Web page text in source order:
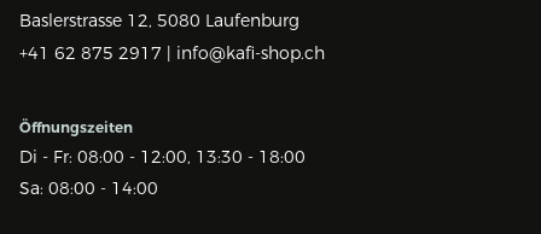
Baslerstrasse 12, 5080 Laufenburg
+41 62 875 2917 | info@kafi-shop.ch
Öffnungszeiten
Di - Fr: 08:00 - 12:00, 13:30 - 18:00
Sa: 08:00 - 14:00